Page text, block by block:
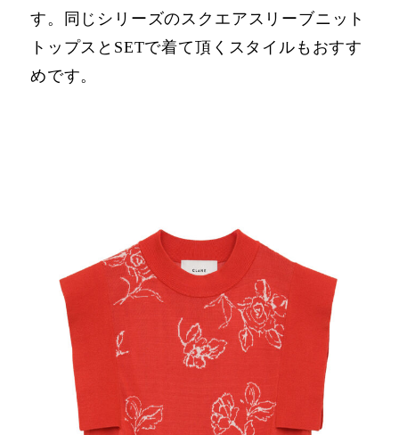
す。同じシリーズのスクエアスリーブニット
トップスとSETで着て頂くスタイルもおすす
めです。